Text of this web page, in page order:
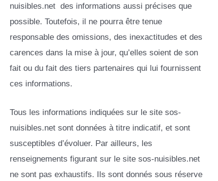
nuisibles.net des informations aussi précises que
possible. Toutefois, il ne pourra être tenue
responsable des omissions, des inexactitudes et des
carences dans la mise à jour, qu’elles soient de son
fait ou du fait des tiers partenaires qui lui fournissent
ces informations.
Tous les informations indiquées sur le site sos-
nuisibles.net sont données à titre indicatif, et sont
susceptibles d’évoluer. Par ailleurs, les
renseignements figurant sur le site sos-nuisibles.net
ne sont pas exhaustifs. Ils sont donnés sous réserve